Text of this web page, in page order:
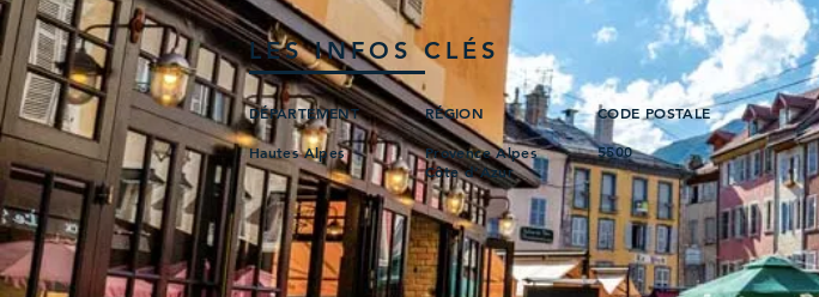
LES INFOS CLÉS
DÉPARTEMENT
Hautes Alpes
RÉGION
Provence Alpes
Côte d’Azur
CODE POSTALE
5500